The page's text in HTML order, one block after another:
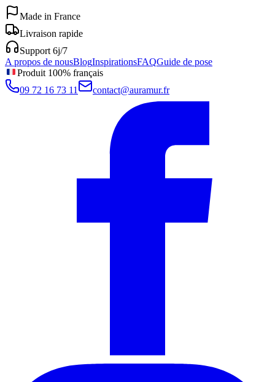
Made in France
Livraison rapide
Support 6j/7
A propos de nousBlogInspirationsFAQGuide de pose
Produit 100% français
09 72 16 73 11
contact@auramur.fr